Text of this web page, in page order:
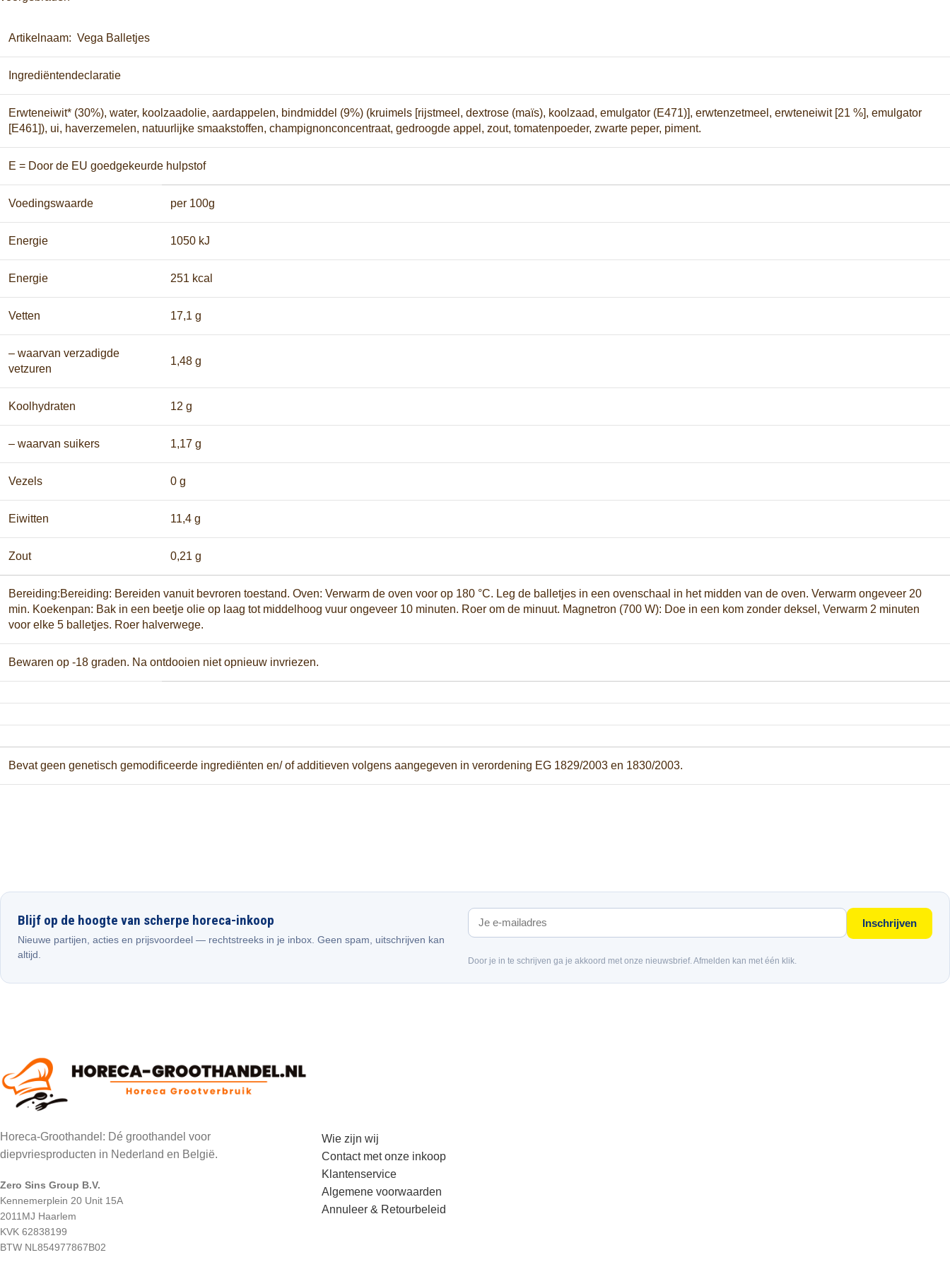
Artikelnaam: Vega Balletjes
Ingrediëntendeclaratie
Erwteneiwit* (30%), water, koolzaadolie, aardappelen, bindmiddel (9%) (kruimels [rijstmeel, dextrose (maïs), koolzaad, emulgator (E471)], erwtenzetmeel, erwteneiwit [21 %], emulgator
[E461]), ui, haverzemelen, natuurlijke smaakstoffen, champignonconcentraat, gedroogde appel, zout, tomatenpoeder, zwarte peper, piment.
E = Door de EU goedgekeurde hulpstof
Voedingswaarde per 100g
Energie 1050 kJ
Energie 251 kcal
Vetten 17,1 g
– waarvan verzadigde
vetzuren
1,48 g
Koolhydraten 12 g
– waarvan suikers 1,17 g
Vezels 0 g
Eiwitten 11,4 g
Zout 0,21 g
Bereiding:Bereiding: Bereiden vanuit bevroren toestand. Oven: Verwarm de oven voor op 180 °C. Leg de balletjes in een ovenschaal in het midden van de oven. Verwarm ongeveer 20
min. Koekenpan: Bak in een beetje olie op laag tot middelhoog vuur ongeveer 10 minuten. Roer om de minuut. Magnetron (700 W): Doe in een kom zonder deksel, Verwarm 2 minuten
voor elke 5 balletjes. Roer halverwege.
Bewaren op -18 graden. Na ontdooien niet opnieuw invriezen.
Bevat geen genetisch gemodificeerde ingrediënten en/ of additieven volgens aangegeven in verordening EG 1829/2003 en 1830/2003.
Blijf op de hoogte van scherpe horeca-inkoop
Nieuwe partijen, acties en prijsvoordeel — rechtstreeks in je inbox. Geen spam, uitschrijven kan
altijd.
Inschrijven
Door je in te schrijven ga je akkoord met onze nieuwsbrief. Afmelden kan met één klik.
Horeca-Groothandel: Dé groothandel voor
diepvriesproducten in Nederland en België.
Zero Sins Group B.V.
Kennemerplein 20 Unit 15A
2011MJ Haarlem
KVK 62838199
BTW NL854977867B02
Wie zijn wij
Contact met onze inkoop
Klantenservice
Algemene voorwaarden
Annuleer & Retourbeleid